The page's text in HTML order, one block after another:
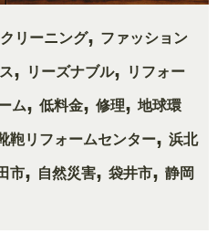
クリーニング, ファッション
, リーズナブル, リフォー
ム, 低料金, 修理, 地球環
鞄リフォームセンター, 浜北
市, 自然災害, 袋井市, 静岡